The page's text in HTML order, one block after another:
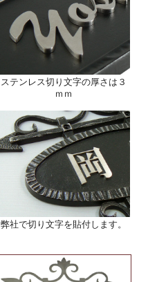
ステンレス切り文字の厚さは３
ｍｍ
弊社で切り文字を貼付します。